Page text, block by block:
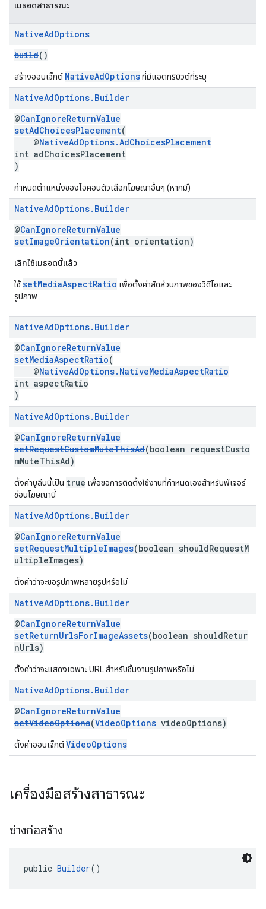
เมธอดสาธารณะ
NativeAdOptions
build()
สร้างออบเจ็กต์ NativeAdOptionsที่มีแอตทริบิวต์ที่ระบุ
NativeAdOptions. Builder
@CanIgnoreReturnValue
setAdChoicesPlacement(
@NativeAdOptions.AdChoicesPlacement
int adChoicesPlacement
)
กำหนดตำแหน่งของไอคอนตัวเลือกโฆษณาอื่นๆ (หากมี)
NativeAdOptions. Builder
@CanIgnoreReturnValue
setImageOrientation(int orientation)
เลิกใช้เมธอดนี้แล้ว
ใช้setMediaAspectRatio เพื่อตั้งค่าสัดส่วนภาพของวิดีโอและ
รูปภาพ
NativeAdOptions. Builder
@CanIgnoreReturnValue
setMediaAspectRatio(
@NativeAdOptions.NativeMediaAspectRatio
int aspectRatio
)
NativeAdOptions. Builder
@CanIgnoreReturnValue
setRequestCustomMuteThisAd(boolean requestCusto
mMuteThisAd)
ตั้งค่าบูลีนนี้เป็น true เพื่อขอการติดตั้งใช้งานที่กำหนดเองสำหรับฟีเจอร์
ซ่อนโฆษณานี้
NativeAdOptions. Builder
@CanIgnoreReturnValue
setRequestMultipleImages(boolean shouldRequestM
ultipleImages)
ตั้งค่าว่าจะขอรูปภาพหลายรูปหรือไม่
NativeAdOptions. Builder
@CanIgnoreReturnValue
setReturnUrlsForImageAssets(boolean shouldRetur
nUrls)
ตั้งค่าว่าจะแสดงเฉพาะ URL สำหรับชิ้นงานรูปภาพหรือไม่
NativeAdOptions. Builder
@CanIgnoreReturnValue
setVideoOptions(VideoOptions videoOptions)
ตั้งค่าออบเจ็กต์VideoOptions
เครื่องมือสร้างสาธารณะ
ช่างก่อสร้าง
public Builder()